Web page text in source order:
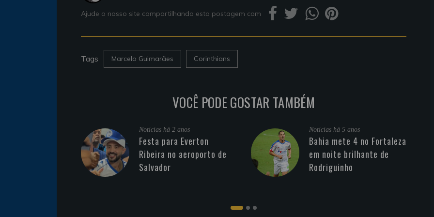
Ajude o nosso site compartilhando esta postagem com
Tags Marcelo Guimarães Corinthians
VOCÊ PODE GOSTAR TAMBÉM
Noticias há 2 anos
Festa para Everton
Ribeira no aeroporto de
Salvador
Noticias há 5 anos
Bahia mete 4 no Fortaleza
em noite brilhante de
Rodriguinho